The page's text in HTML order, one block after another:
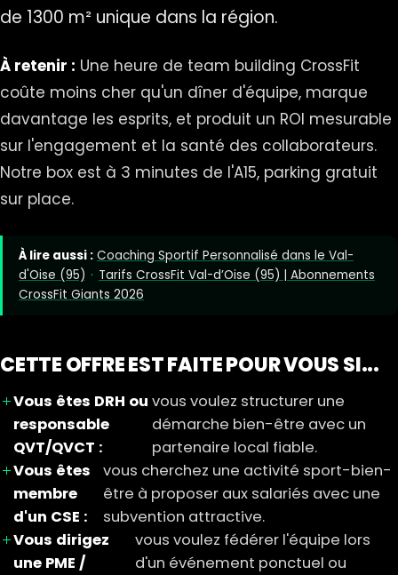
de 1300 m² unique dans la région.
À retenir : Une heure de team building CrossFit
coûte moins cher qu'un dîner d'équipe, marque
davantage les esprits, et produit un ROI mesurable
sur l'engagement et la santé des collaborateurs.
Notre box est à 3 minutes de l'A15, parking gratuit
sur place.
À lire aussi : Coaching Sportif Personnalisé dans le Val-
d'Oise (95) · Tarifs CrossFit Val-d’Oise (95) | Abonnements
CrossFit Giants 2026
CETTE OFFRE EST FAITE POUR VOUS SI...
Vous êtes DRH ou
responsable
QVT/QVCT :
vous voulez structurer une
démarche bien-être avec un
partenaire local fiable.
Vous êtes
membre
d'un CSE :
vous cherchez une activité sport-bien-
être à proposer aux salariés avec une
subvention attractive.
Vous dirigez
une PME /
vous voulez fédérer l'équipe lors
d'un événement ponctuel ou